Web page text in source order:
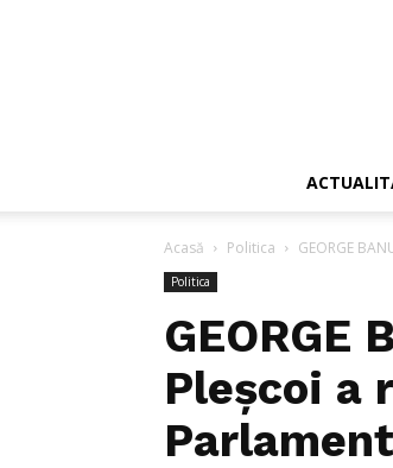
Acasă Politica GEORGE
Politica
GEORGE
Pleșcoi a
Parlament